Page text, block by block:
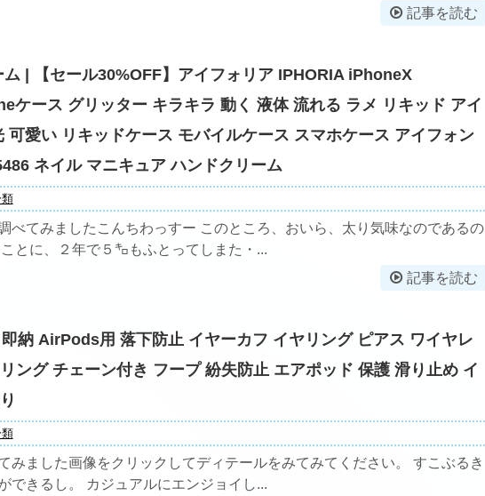
記事を読む
ム | 【セール30%OFF】アイフォリア IPHORIA iPhoneX
ケース グリッター キラキラ 動く 液体 流れる ラメ リキッド アイ
可愛い リキッドケース モバイルケース スマホケース アイフォン
ネイル マニキュア ハンドクリーム
べてみましたこんちわっすー このところ、おいら、太り気味なのであるの
とに、２年で５㌔もふとってしまた・...
記事を読む
納 AirPods用 落下防止 イヤーカフ イヤリング ピアス ワイヤレ
ング チェーン付き フープ 紛失防止 エアポッド 保護 滑り止め イ
みました画像をクリックしてディテールをみてみてください。 すこぶるき
できるし。 カジュアルにエンジョイし...